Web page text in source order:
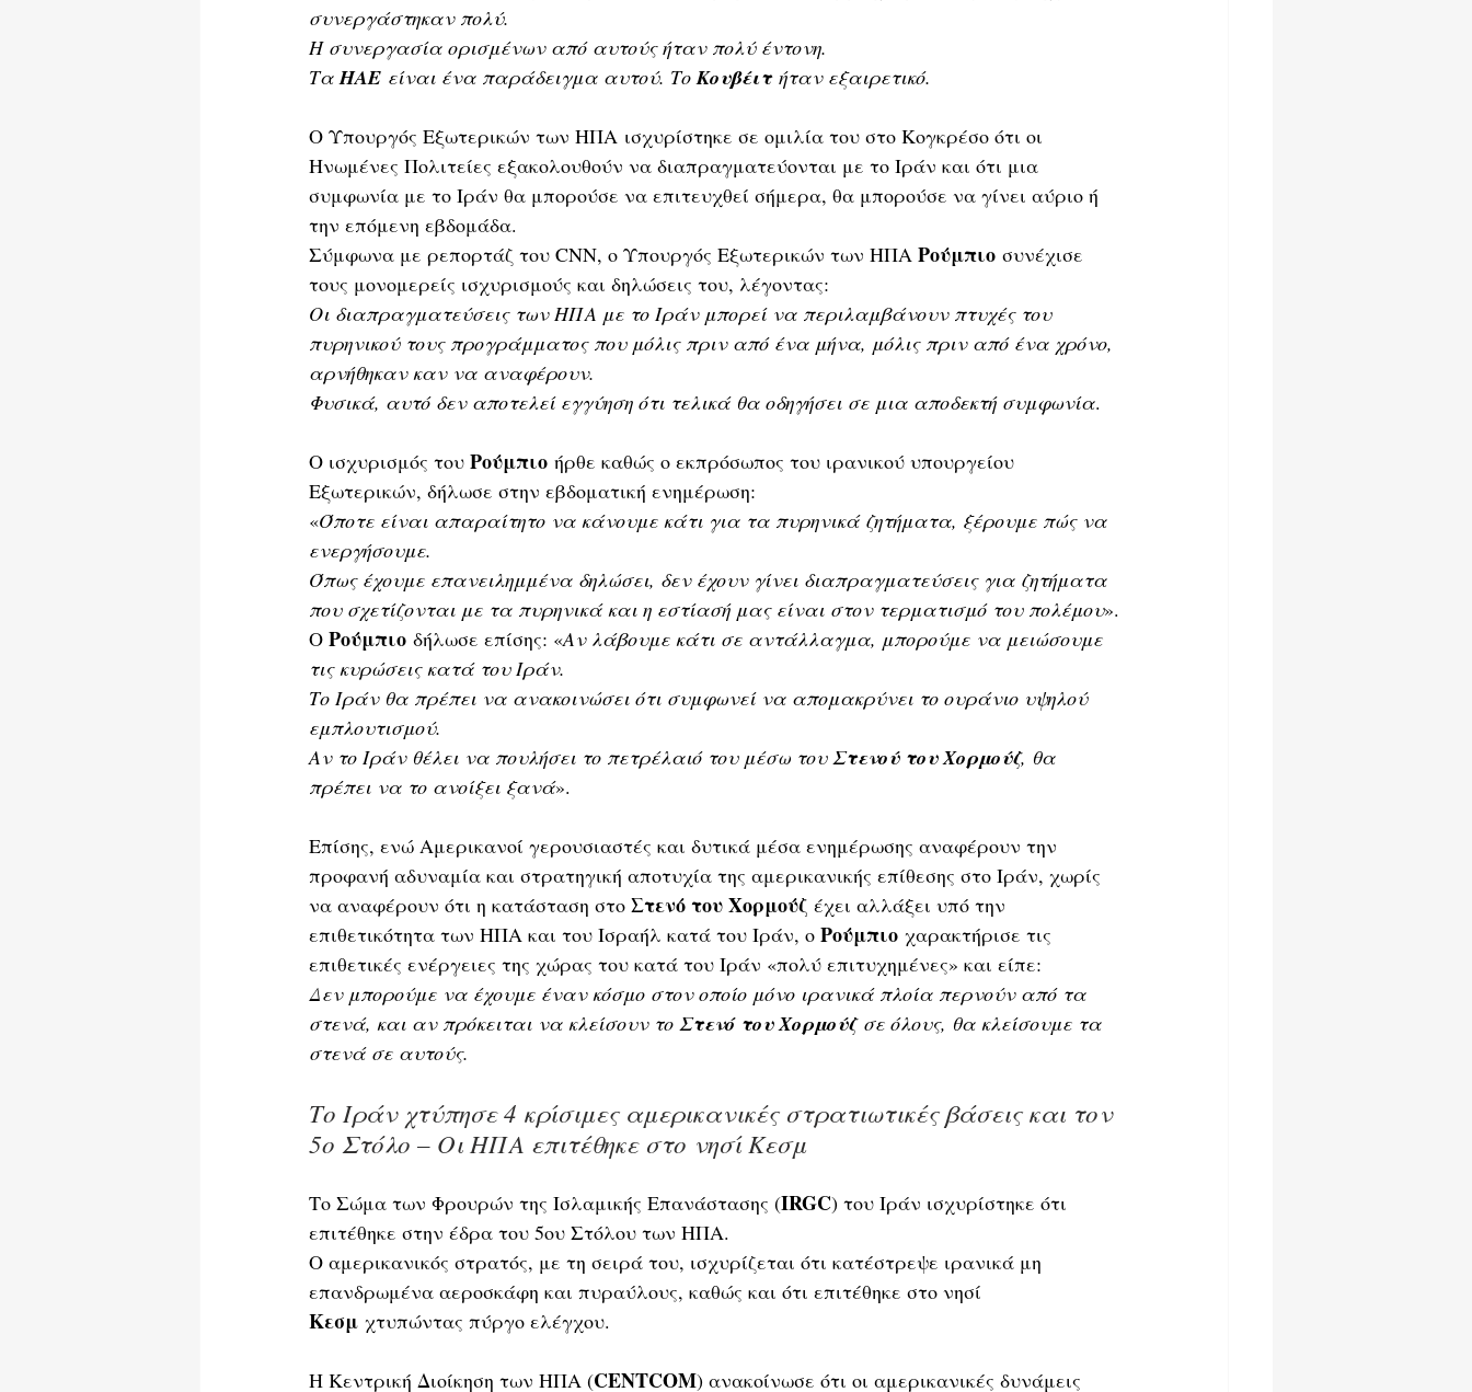
συνεργάστηκαν πολύ.
Η συνεργασία ορισμένων από αυτούς ήταν πολύ έντονη.
Τα ΗΑΕ είναι ένα παράδειγμα αυτού. Το Κουβέιτ ήταν εξαιρετικό.
Ο Υπουργός Εξωτερικών των ΗΠΑ ισχυρίστηκε σε ομιλία του στο Κογκρέσο ότι οι
Ηνωμένες Πολιτείες εξακολουθούν να διαπραγματεύονται με το Ιράν και ότι μια
συμφωνία με το Ιράν θα μπορούσε να επιτευχθεί σήμερα, θα μπορούσε να γίνει αύριο ή
την επόμενη εβδομάδα.
Σύμφωνα με ρεπορτάζ του CNN, ο Υπουργός Εξωτερικών των ΗΠΑ Ρούμπιο συνέχισε
τους μονομερείς ισχυρισμούς και δηλώσεις του, λέγοντας:
Οι διαπραγματεύσεις των ΗΠΑ με το Ιράν μπορεί να περιλαμβάνουν πτυχές του
πυρηνικού τους προγράμματος που μόλις πριν από ένα μήνα, μόλις πριν από ένα χρόνο,
αρνήθηκαν καν να αναφέρουν.
Φυσικά, αυτό δεν αποτελεί εγγύηση ότι τελικά θα οδηγήσει σε μια αποδεκτή συμφωνία.
Ο ισχυρισμός του Ρούμπιο ήρθε καθώς ο εκπρόσωπος του ιρανικού υπουργείου
Εξωτερικών, δήλωσε στην εβδοματική ενημέρωση:
«Όποτε είναι απαραίτητο να κάνουμε κάτι για τα πυρηνικά ζητήματα, ξέρουμε πώς να
ενεργήσουμε.
Όπως έχουμε επανειλημμένα δηλώσει, δεν έχουν γίνει διαπραγματεύσεις για ζητήματα
που σχετίζονται με τα πυρηνικά και η εστίασή μας είναι στον τερματισμό του πολέμου».
Ο Ρούμπιο δήλωσε επίσης: «Αν λάβουμε κάτι σε αντάλλαγμα, μπορούμε να μειώσουμε
τις κυρώσεις κατά του Ιράν.
Το Ιράν θα πρέπει να ανακοινώσει ότι συμφωνεί να απομακρύνει το ουράνιο υψηλού
εμπλουτισμού.
Αν το Ιράν θέλει να πουλήσει το πετρέλαιό του μέσω του Στενού του Χορμούζ, θα
πρέπει να το ανοίξει ξανά».
Επίσης, ενώ Αμερικανοί γερουσιαστές και δυτικά μέσα ενημέρωσης αναφέρουν την
προφανή αδυναμία και στρατηγική αποτυχία της αμερικανικής επίθεσης στο Ιράν, χωρίς
να αναφέρουν ότι η κατάσταση στο Στενό του Χορμούζ έχει αλλάξει υπό την
επιθετικότητα των ΗΠΑ και του Ισραήλ κατά του Ιράν, ο Ρούμπιο χαρακτήρισε τις
επιθετικές ενέργειες της χώρας του κατά του Ιράν «πολύ επιτυχημένες» και είπε:
Δεν μπορούμε να έχουμε έναν κόσμο στον οποίο μόνο ιρανικά πλοία περνούν από τα
στενά, και αν πρόκειται να κλείσουν το Στενό του Χορμούζ σε όλους, θα κλείσουμε τα
στενά σε αυτούς.
Το Ιράν χτύπησε 4 κρίσιμες αμερικανικές στρατιωτικές βάσεις και τον
5ο Στόλο – Οι ΗΠΑ επιτέθηκε στο νησί Κεσμ
Το Σώμα των Φρουρών της Ισλαμικής Επανάστασης (IRGC) του Ιράν ισχυρίστηκε ότι
επιτέθηκε στην έδρα του 5ου Στόλου των ΗΠΑ.
Ο αμερικανικός στρατός, με τη σειρά του, ισχυρίζεται ότι κατέστρεψε ιρανικά μη
επανδρωμένα αεροσκάφη και πυραύλους, καθώς και ότι επιτέθηκε στο νησί
Κεσμ χτυπώντας πύργο ελέγχου.
Η Κεντρική Διοίκηση των ΗΠΑ (CENTCOM) ανακοίνωσε ότι οι αμερικανικές δυνάμεις